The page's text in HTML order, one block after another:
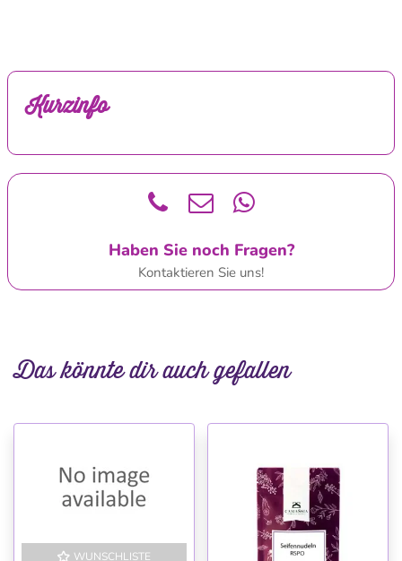
Kurzinfo
Haben Sie noch Fragen?
Kontaktieren Sie uns!
Das könnte dir auch gefallen
WUNSCHLISTE